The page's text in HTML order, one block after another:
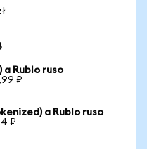
a Rublo ruso
₽
a Rublo ruso
₽